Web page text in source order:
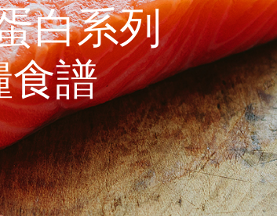
白系列
食譜